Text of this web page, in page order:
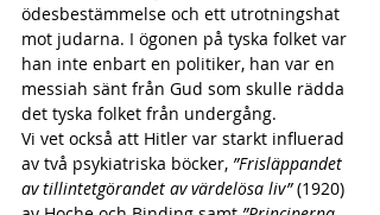
ödesbestämmelse och ett utrotningshat
mot judarna. I ögonen på tyska folket var
han inte enbart en politiker, han var en
messiah sänt från Gud som skulle rädda
det tyska folket från undergång.
Vi vet också att Hitler var starkt influerad
av två psykiatriska böcker, ”Frisläppandet
av tillintetgörandet av värdelösa liv” (1920)